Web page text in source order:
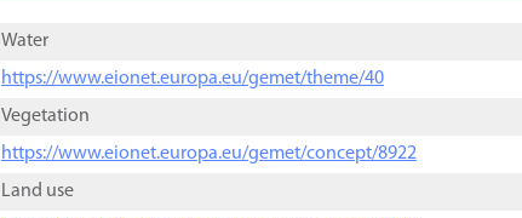
Water
https://www.eionet.europa.eu/gemet/theme/40
Vegetation
https://www.eionet.europa.eu/gemet/concept/8922
Land use